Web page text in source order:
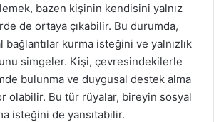
bazen kişinin kendisini yalnız
de ortaya çıkabilir. Bu durumda,
kurma isteğini ve yalnızlık
simgeler. Kişi, çevresindekilerle
bulunma ve duygusal destek alma
olabilir. Bu tür rüyalar, bireyin sosyal
isteğini de yansıtabilir.